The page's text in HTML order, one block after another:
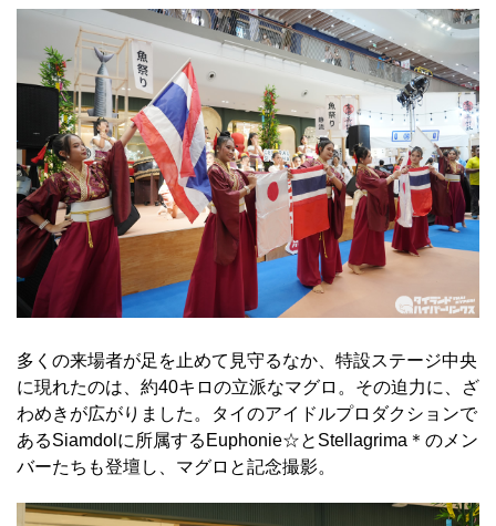
多くの来場者が足を止めて見守るなか、特設ステージ中央
に現れたのは、約40キロの立派なマグロ。その迫力に、ざ
わめきが広がりました。タイのアイドルプロダクションで
あるSiamdolに所属するEuphonie☆とStellagrima＊のメン
バーたちも登壇し、マグロと記念撮影。